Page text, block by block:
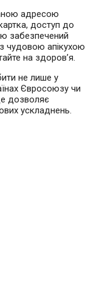
адресою
доступ до
забезпечений
чудовою апікухою
на здоров’я.
не лише у
Євросоюзу чи
дозволяє
ускладнень.